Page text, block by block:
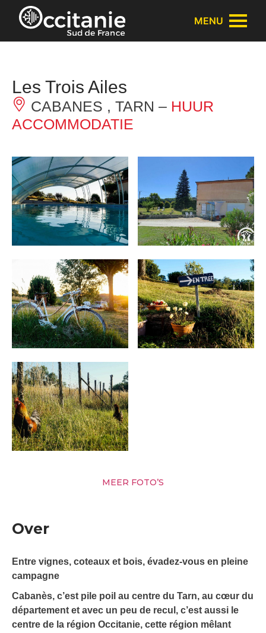
Cookies beheer paneel
MENU
Les Trois Ailes
CABANES , TARN – HUUR
ACCOMMODATIE
MEER FOTO’S
Over
Entre vignes, coteaux et bois, évadez-vous en pleine
campagne
Cabanès, c’est pile poil au centre du Tarn, au cœur du
département et avec un peu de recul, c’est aussi le
centre de la région Occitanie, cette région mêlant